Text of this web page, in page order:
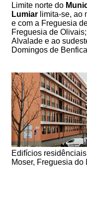
Limite norte do
Lumiar limita-se, ao
e com a Freguesia
Freguesia de
Alvalade e ao
Domingos de
Edifícios
Moser, Freguesia